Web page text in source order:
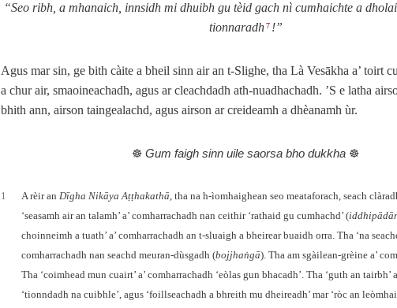
“Seo ribh, a mhanaich, innsidh mi dhuibh gu tèid gach nì cumhaichte a
tionnaradh 7 !”
Agus mar sin, ge bith càite a bheil sinn air an t‑Slighe, tha Là Vesākha a’ toirt
a chur air, smaoineachadh, agus ar cleachdadh ath‑nuadhachadh. ’S e latha
bhith ann, airson taingealachd, agus airson ar creideamh a dhèanamh ùr.
☸️ Gum faigh sinn uile saorsa bho dukkha ☸️
1 A rèir anDīgha Nikāya Aṭṭhakathā, tha na h‑ìomhaighean seo meataforach, seach
‘seasamh air an talamh’ a’ comharrachadh nan ceithir ‘rathaid gu cumhachd’ (
choinneimh a tuath’ a’ comharrachadh an t‑sluaigh a bheirear buaidh orra. Tha ‘na
comharrachadh nan seachd meuran-dùsgadh (bojjhaṅgā). Tha am sgàilean-grèine a’
Tha ‘coimhead mun cuairt’ a’ comharrachadh ‘eòlas gun bhacadh’. Tha ‘guth an tairbh’
‘tionndadh na cuibhle’, agus ‘foillseachadh a bhreith mu dheireadh’ mar ‘ròc an